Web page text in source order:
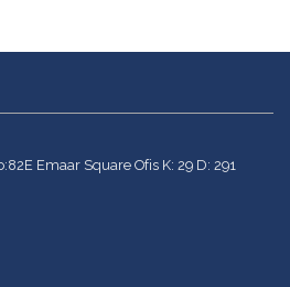
Emaar Square Ofis K: 29 D: 291